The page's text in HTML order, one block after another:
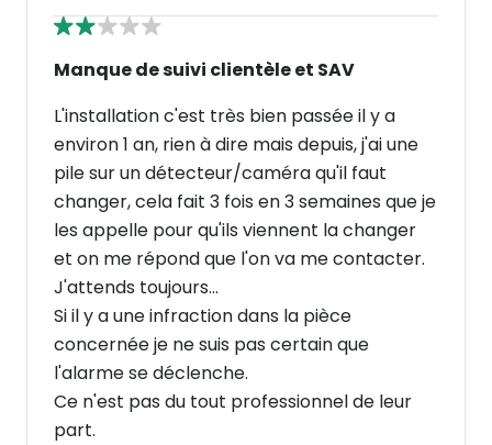
Manque de suivi clientèle et SAV
L'installation c'est très bien passée il y a
environ 1 an, rien à dire mais depuis, j'ai une
pile sur un détecteur/caméra qu'il faut
changer, cela fait 3 fois en 3 semaines que je
les appelle pour qu'ils viennent la changer
et on me répond que l'on va me contacter.
J'attends toujours...
Si il y a une infraction dans la pièce
concernée je ne suis pas certain que
l'alarme se déclenche.
Ce n'est pas du tout professionnel de leur
part.